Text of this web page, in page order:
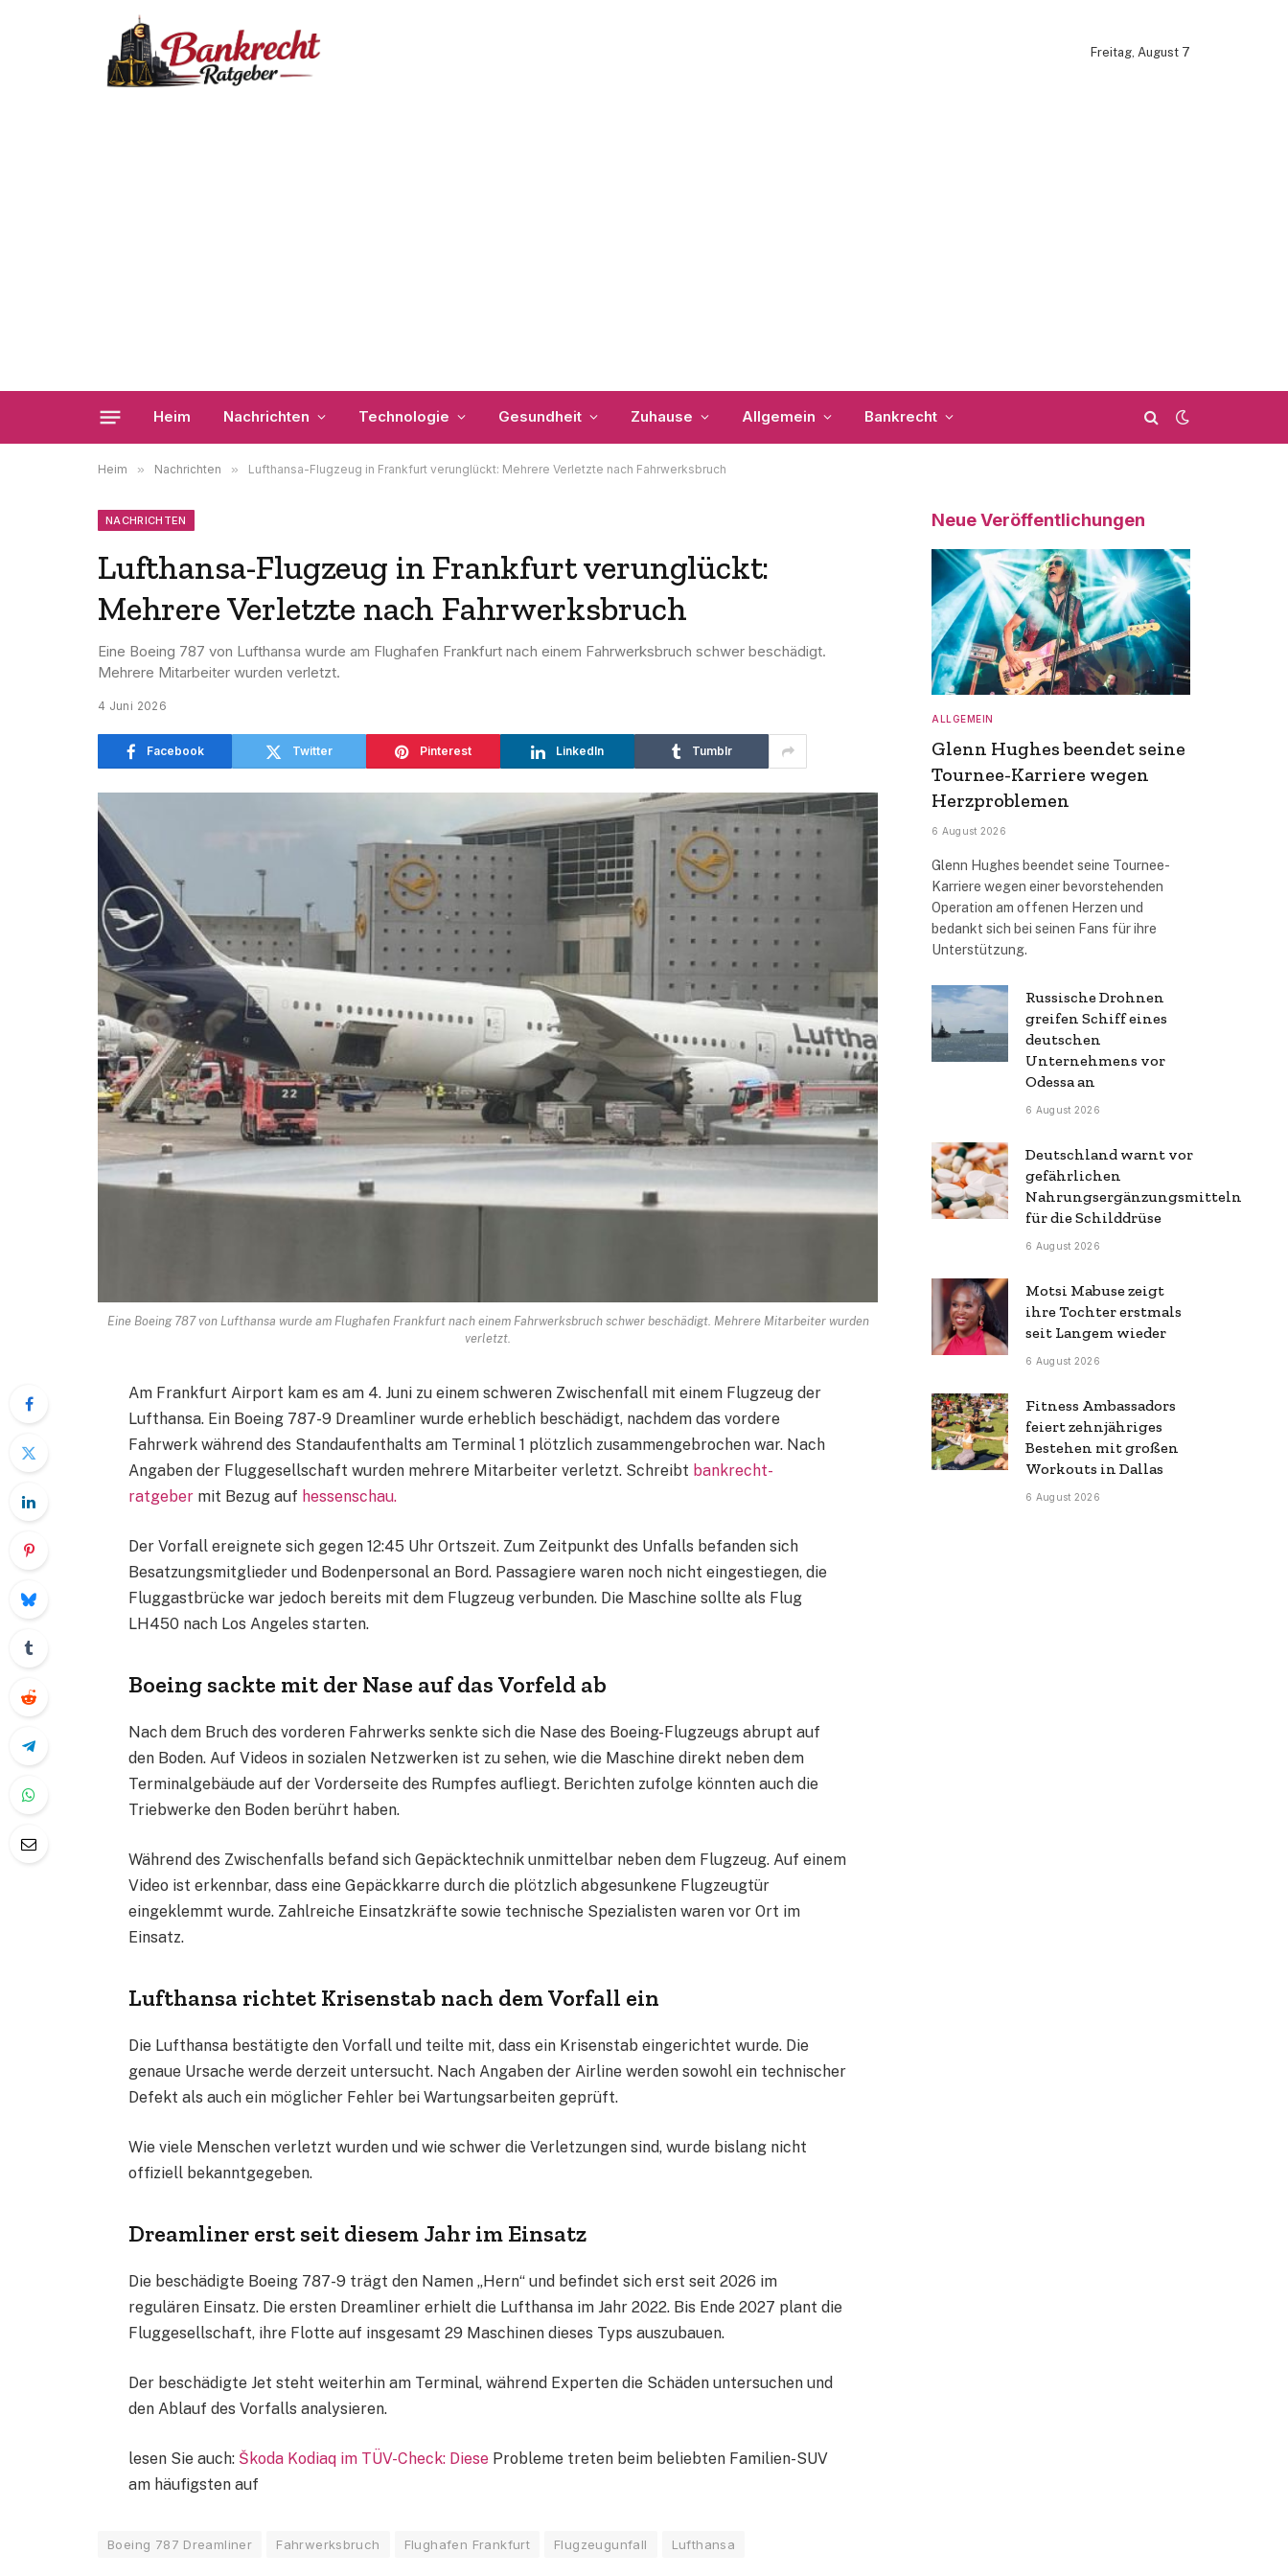
Freitag, August 7
Heim Nachrichten Technologie Gesundheit Zuhause Allgemein Bankrecht
Heim » Nachrichten » Lufthansa-Flugzeug in Frankfurt verunglückt: Mehrere Verletzte nach Fahrwerksbruch
NACHRICHTEN
Lufthansa-Flugzeug in Frankfurt verunglückt:
Mehrere Verletzte nach Fahrwerksbruch
Eine Boeing 787 von Lufthansa wurde am Flughafen Frankfurt nach einem Fahrwerksbruch schwer beschädigt.
Mehrere Mitarbeiter wurden verletzt.
4 Juni 2026
Facebook Twitter Pinterest LinkedIn Tumblr
Eine Boeing 787 von Lufthansa wurde am Flughafen Frankfurt nach einem Fahrwerksbruch schwer beschädigt. Mehrere Mitarbeiter wurden
verletzt.
Am Frankfurt Airport kam es am 4. Juni zu einem schweren Zwischenfall mit einem Flugzeug der
Lufthansa. Ein Boeing 787-9 Dreamliner wurde erheblich beschädigt, nachdem das vordere
Fahrwerk während des Standaufenthalts am Terminal 1 plötzlich zusammengebrochen war. Nach
Angaben der Fluggesellschaft wurden mehrere Mitarbeiter verletzt. Schreibt bankrecht-
ratgeber mit Bezug auf hessenschau.
Der Vorfall ereignete sich gegen 12:45 Uhr Ortszeit. Zum Zeitpunkt des Unfalls befanden sich
Besatzungsmitglieder und Bodenpersonal an Bord. Passagiere waren noch nicht eingestiegen, die
Fluggastbrücke war jedoch bereits mit dem Flugzeug verbunden. Die Maschine sollte als Flug
LH450 nach Los Angeles starten.
Boeing sackte mit der Nase auf das Vorfeld ab
Nach dem Bruch des vorderen Fahrwerks senkte sich die Nase des Boeing-Flugzeugs abrupt auf
den Boden. Auf Videos in sozialen Netzwerken ist zu sehen, wie die Maschine direkt neben dem
Terminalgebäude auf der Vorderseite des Rumpfes aufliegt. Berichten zufolge könnten auch die
Triebwerke den Boden berührt haben.
Während des Zwischenfalls befand sich Gepäcktechnik unmittelbar neben dem Flugzeug. Auf einem
Video ist erkennbar, dass eine Gepäckkarre durch die plötzlich abgesunkene Flugzeugtür
eingeklemmt wurde. Zahlreiche Einsatzkräfte sowie technische Spezialisten waren vor Ort im
Einsatz.
Lufthansa richtet Krisenstab nach dem Vorfall ein
Die Lufthansa bestätigte den Vorfall und teilte mit, dass ein Krisenstab eingerichtet wurde. Die
genaue Ursache werde derzeit untersucht. Nach Angaben der Airline werden sowohl ein technischer
Defekt als auch ein möglicher Fehler bei Wartungsarbeiten geprüft.
Wie viele Menschen verletzt wurden und wie schwer die Verletzungen sind, wurde bislang nicht
offiziell bekanntgegeben.
Dreamliner erst seit diesem Jahr im Einsatz
Die beschädigte Boeing 787-9 trägt den Namen „Hern“ und befindet sich erst seit 2026 im
regulären Einsatz. Die ersten Dreamliner erhielt die Lufthansa im Jahr 2022. Bis Ende 2027 plant die
Fluggesellschaft, ihre Flotte auf insgesamt 29 Maschinen dieses Typs auszubauen.
Der beschädigte Jet steht weiterhin am Terminal, während Experten die Schäden untersuchen und
den Ablauf des Vorfalls analysieren.
lesen Sie auch: Škoda Kodiaq im TÜV-Check: Diese Probleme treten beim beliebten Familien-SUV
am häufigsten auf
Boeing 787 Dreamliner Fahrwerksbruch Flughafen Frankfurt Flugzeugunfall Lufthansa
Neue Veröffentlichungen
ALLGEMEIN
Glenn Hughes beendet seine
Tournee-Karriere wegen
Herzproblemen
6 August 2026
Glenn Hughes beendet seine Tournee-
Karriere wegen einer bevorstehenden
Operation am offenen Herzen und
bedankt sich bei seinen Fans für ihre
Unterstützung.
Russische Drohnen
greifen Schiff eines
deutschen
Unternehmens vor
Odessa an
6 August 2026
Deutschland warnt vor
gefährlichen
Nahrungsergänzungsmitteln
für die Schilddrüse
6 August 2026
Motsi Mabuse zeigt
ihre Tochter erstmals
seit Langem wieder
6 August 2026
Fitness Ambassadors
feiert zehnjähriges
Bestehen mit großen
Workouts in Dallas
6 August 2026